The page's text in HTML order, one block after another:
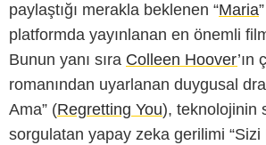
paylaştığı merakla beklenen “Maria
platformda yayınlanan en önemli
Bunun yanı sıra Colleen Hoover’ın
romanından uyarlanan duygusal
Ama” (Regretting You), teknolojinin
sorgulatan yapay zeka gerilimi “Sizi